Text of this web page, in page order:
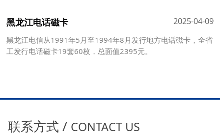
黑龙江电话磁卡 2025-04-09
黑龙江电信从1991年5月至1994年8月发行地方电话磁卡，全省
工发行电话磁卡19套60枚，总面值2395元。
联系方式 / CONTACT US